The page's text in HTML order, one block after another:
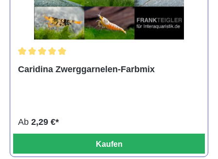
Caridina Zwerggarnelen-Farbmix
Ab 2,29 €*
Kaufen